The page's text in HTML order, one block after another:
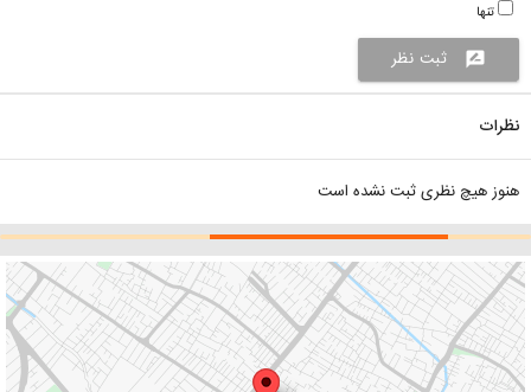
تنها
rate_review ثبت نظر
نظرات
هنوز هیچ نظری ثبت نشده است